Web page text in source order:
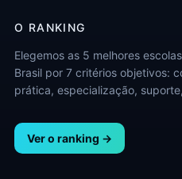
O RANKING
Elegemos as 5 melhores
Brasil por 7 critérios objetivos:
prática, especialização,
Ver o ranking →